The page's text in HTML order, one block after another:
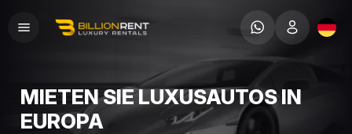
MIETEN SIE LUXUSAUTOS IN
EUROPA